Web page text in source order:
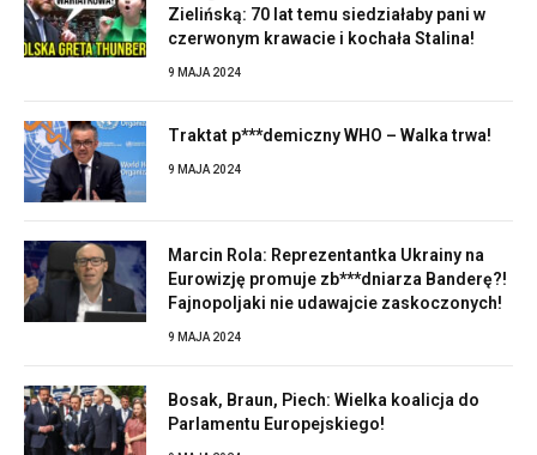
Zielińską: 70 lat temu siedziałaby pani w
czerwonym krawacie i kochała Stalina!
9 MAJA 2024
Traktat p***demiczny WHO – Walka trwa!
9 MAJA 2024
Marcin Rola: Reprezentantka Ukrainy na
Eurowizję promuje zb***dniarza Banderę?!
Fajnopoljaki nie udawajcie zaskoczonych!
9 MAJA 2024
Bosak, Braun, Piech: Wielka koalicja do
Parlamentu Europejskiego!